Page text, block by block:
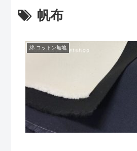
帆布
綿 コットン無地